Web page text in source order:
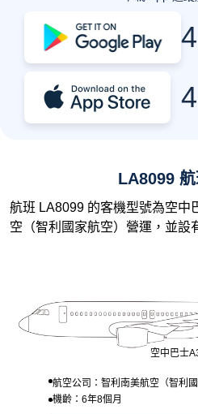
LA8099
航班 LA8099 的客機型號為空中
空（智利國家航空）營運，並設
空中巴士
航空公司：智利南美航空（智利
空）
機齡：6年8個月